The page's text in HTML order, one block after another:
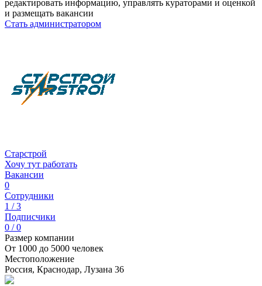
редактировать информацию, управлять кураторами и оценкой
и размещать вакансии
Стать администратором
Старстрой
Хочу тут работать
Вакансии
0
Сотрудники
1 / 3
Подписчики
0 / 0
Размер компании
От 1000 до 5000 человек
Местоположение
Россия, Краснодар, Лузана 36